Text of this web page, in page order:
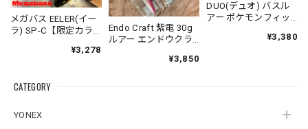
CATEGORY
YONEX
メガバス EELER(イー
ラ) SP-C【限定カラ
トクローラーベイト
¥3,278
Endo Craft 紫電 30g
ルアー エンドウクラ
¥3,850
DUO(デュオ) バスル
アー ポケモンフィッ
¥3,380